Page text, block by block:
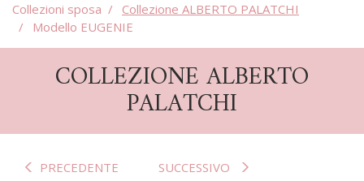
Collezioni sposa
Collezione ALBERTO PALATCHI
Modello EUGENIE
COLLEZIONE ALBERTO
PALATCHI
PRECEDENTE SUCCESSIVO